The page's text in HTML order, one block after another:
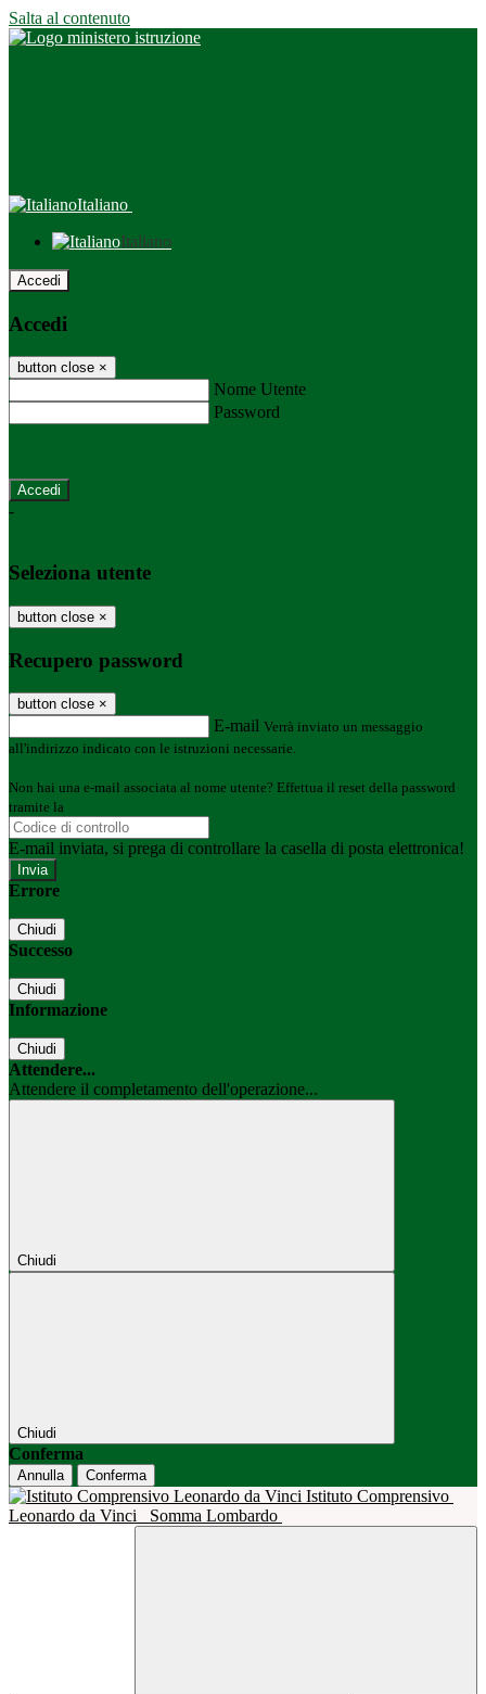
Salta al contenuto
Italiano
Italiano
Accedi
Accedi
button close ×
Nome Utente
Password
-
Seleziona utente
button close ×
Recupero password
button close ×
E-mail Verrà inviato un messaggio
all'indirizzo indicato con le istruzioni necessarie.
Non hai una e-mail associata al nome utente? Effettua il reset della password
tramite la
E-mail inviata, si prega di controllare la casella di posta elettronica!
Errore
Chiudi
Successo
Chiudi
Informazione
Chiudi
Attendere...
Attendere il completamento dell'operazione...
Chiudi
Chiudi
Conferma
Annulla Conferma
Istituto Comprensivo
Leonardo da Vinci
Somma Lombardo